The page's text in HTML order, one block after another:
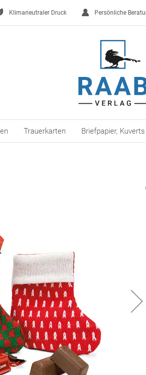
Klimaneutraler Druck Persönliche
Trauerkarten Briefpapier,